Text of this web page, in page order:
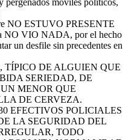
NO ESTUVO PRESENTE
NO VIO NADA, por el hecho
un desfile sin precedentes en
TÍPICO DE ALGUIEN QUE
SERIEDAD, DE
MENOR QUE
DE CERVEZA.
EFECTIVOS POLICIALES
LA SEGURIDAD DEL
TODO